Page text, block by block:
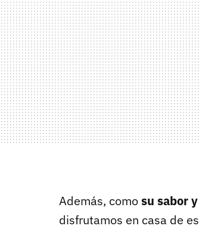
Además, comosu sabor
disfrutamos en casa de